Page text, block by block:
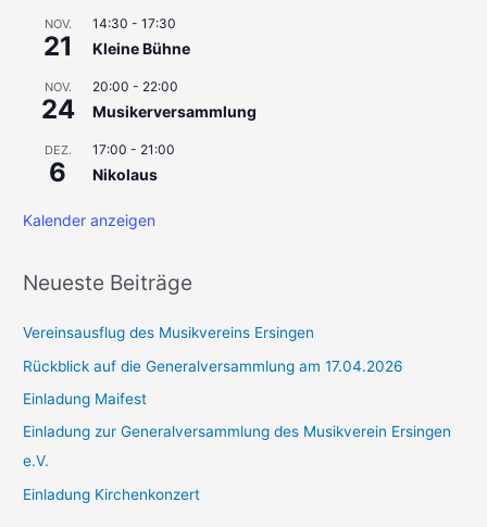
NOV.
21
14:30 -17:30
Kleine Bühne
NOV.
24
20:00 - 22:00
Musikerversammlung
DEZ.
6
17:00 - 21:00
Nikolaus
Kalender anzeigen
Neueste Beiträge
Vereinsausflug des Musikvereins Ersingen
Rückblick auf die Generalversammlung am 17.04.2026
Einladung Maifest
Einladung zur Generalversammlung des Musikverein Ersingen
e.V.
Einladung Kirchenkonzert